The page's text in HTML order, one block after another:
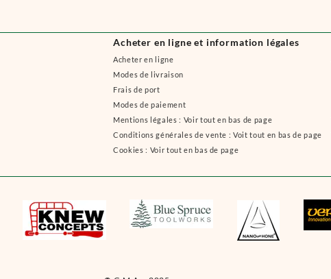
Acheter en ligne et information légales
Acheter en ligne
Modes de livraison
Frais de port
Modes de paiement
Mentions légales : Voir tout en bas de page
Conditions générales de vente : Voit tout en bas de page
Cookies : Voir tout en bas de page